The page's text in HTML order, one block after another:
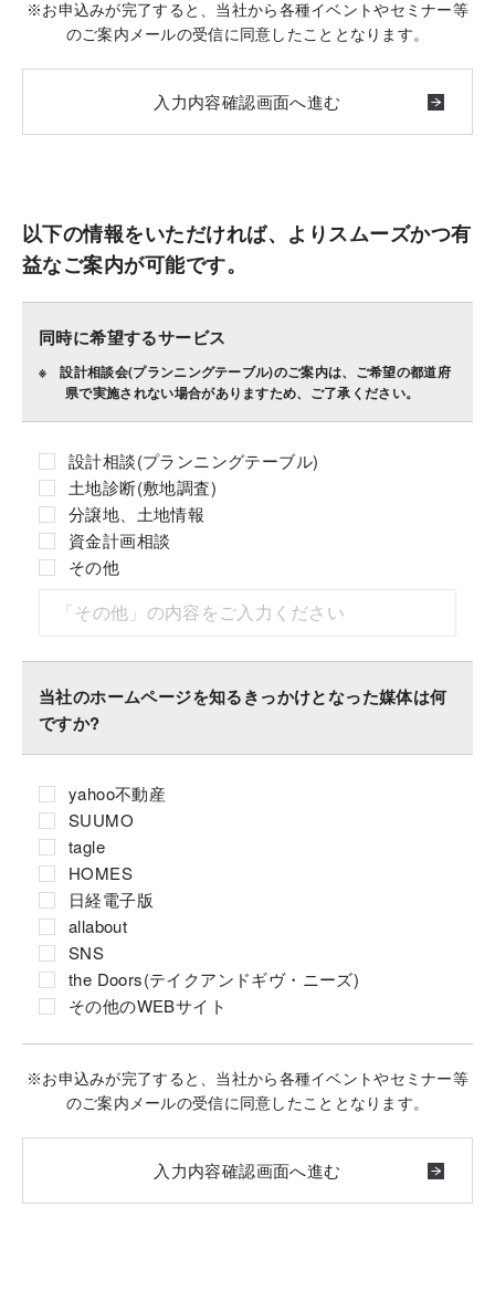
※お申込みが完了すると、当社から各種イベントやセミナー等
のご案内メールの受信に同意したこととなります。
以下の情報をいただければ、よりスムーズかつ有
益なご案内が可能です。
同時に希望するサービス
設計相談会(プランニングテーブル)のご案内は、ご希望の都道府
県で実施されない場合がありますため、ご了承ください。
設計相談(プランニングテーブル)
土地診断(敷地調査)
分譲地、土地情報
資金計画相談
その他
当社のホームページを知るきっかけとなった媒体は何
ですか?
yahoo不動産
SUUMO
tagle
HOMES
日経電子版
allabout
SNS
the Doors(テイクアンドギヴ・ニーズ)
その他のWEBサイト
※お申込みが完了すると、当社から各種イベントやセミナー等
のご案内メールの受信に同意したこととなります。